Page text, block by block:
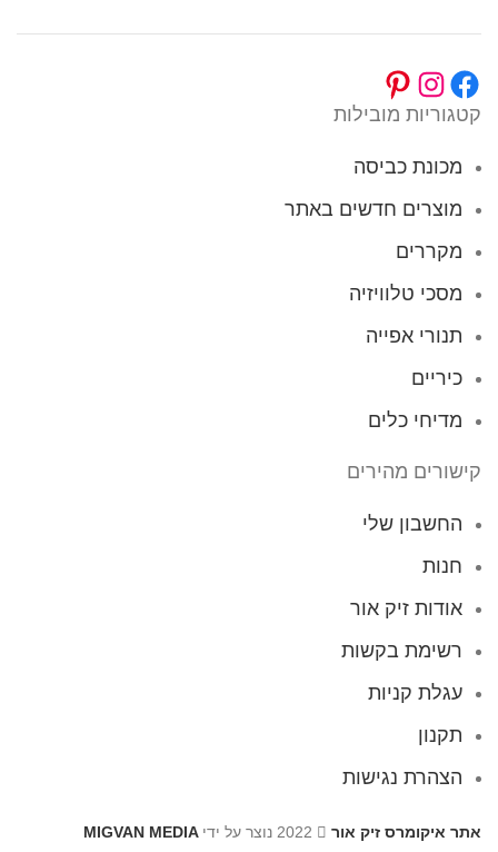
קטגוריות מובילות
מכונת כביסה
מוצרים חדשים באתר
מקררים
מסכי טלוויזיה
תנורי אפייה
כיריים
מדיחי כלים
קישורים מהירים
החשבון שלי
חנות
אודות זיק אור
רשימת בקשות
עגלת קניות
תקנון
הצהרת נגישות
אתר איקומרס זיק אור MIGVAN MEDIA